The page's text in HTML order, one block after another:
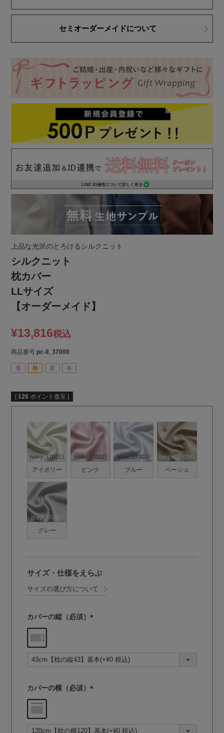
セミオーダーメイドについて
上品な光沢のとろけるシルクニット
シルクニット
枕カバー
LLサイズ
【オーダーメイド】
¥13,816税込
商品番号 pc-ll_37000
春 秋 夏 冬
[ 126 ポイント進呈 ]
アイボリー ピンク ブルー ベージュ
グレー
サイズ・仕様をえらぶ
サイズの選び方について
カバーの縦（必須）
須
)
カバーの横（必須）
須